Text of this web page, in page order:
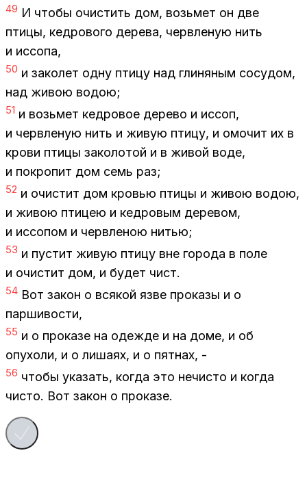
49 И что­бы очи­стить дом, возь­мет он две
пти­цы, кед­ро­во­го де­ре­ва, черв­ле­ную нить
и ис­со­па,
50 и за­ко­лет одну пти­цу над гли­ня­ным со­су­дом,
над жи­вою во­дою;
51 и возь­мет кед­ро­вое де­ре­во и ис­соп,
и черв­ле­ную нить и жи­вую пти­цу, и омо­чит их в
кро­ви пти­цы за­ко­ло­той и в жи­вой воде,
и по­кро­пит дом семь раз;
52 и очи­стит дом кро­вью пти­цы и жи­вою во­дою,
и жи­вою пти­цею и кед­ро­вым де­ре­вом,
и ис­со­пом и черв­ле­ною ни­тью;
53 и пу­стит жи­вую пти­цу вне го­ро­да в поле
и очи­стит дом, и бу­дет чист.
54 Вот за­кон о вся­кой язве про­ка­зы и о
пар­ши­во­сти,
55 и о про­ка­зе на одеж­де и на доме, и об
опу­хо­ли, и о ли­ша­ях, и о пят­нах, -
56 что­бы ука­зать, ко­гда это нечи­сто и ко­гда
чи­сто. Вот за­кон о про­ка­зе.